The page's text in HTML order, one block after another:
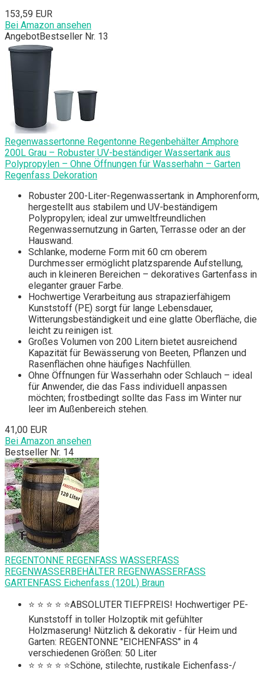
153,59 EUR
Bei Amazon ansehen
AngebotBestseller Nr. 13
Regenwassertonne Regentonne Regenbehälter Amphore
200L Grau – Robuster UV-beständiger Wassertank aus
Polypropylen – Ohne Öffnungen für Wasserhahn – Garten
Regenfass Dekoration
Robuster 200-Liter-Regenwassertank in Amphorenform,
hergestellt aus stabilem und UV-beständigem
Polypropylen; ideal zur umweltfreundlichen
Regenwassernutzung in Garten, Terrasse oder an der
Hauswand.
Schlanke, moderne Form mit 60 cm oberem
Durchmesser ermöglicht platzsparende Aufstellung,
auch in kleineren Bereichen – dekoratives Gartenfass in
eleganter grauer Farbe.
Hochwertige Verarbeitung aus strapazierfähigem
Kunststoff (PE) sorgt für lange Lebensdauer,
Witterungsbeständigkeit und eine glatte Oberfläche, die
leicht zu reinigen ist.
Großes Volumen von 200 Litern bietet ausreichend
Kapazität für Bewässerung von Beeten, Pflanzen und
Rasenflächen ohne häufiges Nachfüllen.
Ohne Öffnungen für Wasserhahn oder Schlauch – ideal
für Anwender, die das Fass individuell anpassen
möchten; frostbedingt sollte das Fass im Winter nur
leer im Außenbereich stehen.
41,00 EUR
Bei Amazon ansehen
Bestseller Nr. 14
REGENTONNE REGENFASS WASSERFASS
REGENWASSERBEHÄLTER REGENWASSERFASS
GARTENFASS Eichenfass (120L) Braun
⭐ ⭐ ⭐ ⭐ ⭐ABSOLUTER TIEFPREIS! Hochwertiger PE-
Kunststoff in toller Holzoptik mit gefühlter
Holzmaserung! Nützlich & dekorativ - für Heim und
Garten: REGENTONNE "EICHENFASS" in 4
verschiedenen Größen: 50 Liter
⭐ ⭐ ⭐ ⭐ ⭐Schöne, stilechte, rustikale Eichenfass-/